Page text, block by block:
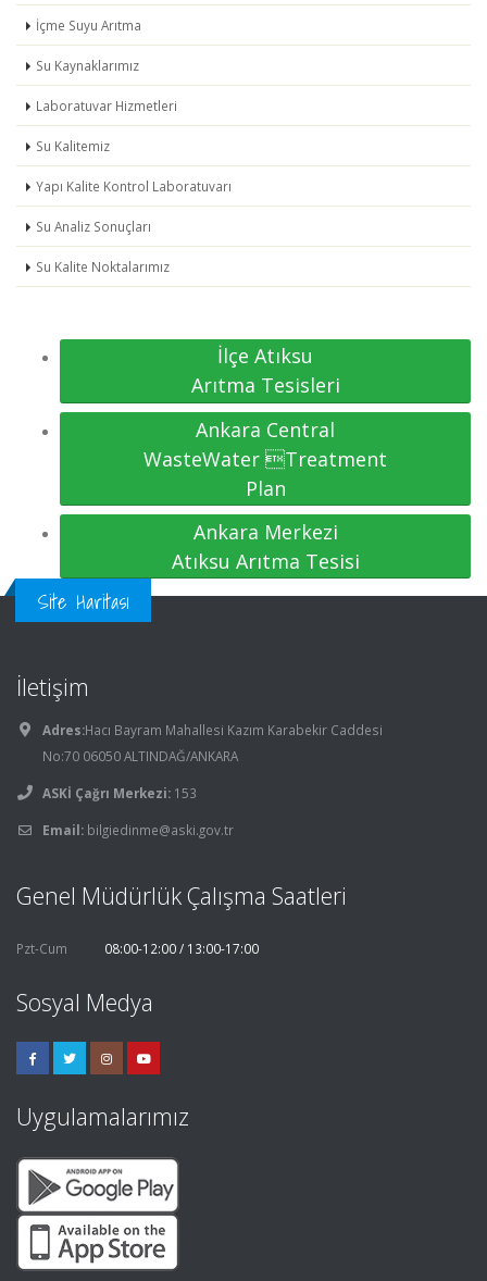
İçme Suyu Arıtma
Su Kaynaklarımız
Laboratuvar Hizmetleri
Su Kalitemiz
Yapı Kalite Kontrol Laboratuvarı
Su Analiz Sonuçları
Su Kalite Noktalarımız
İlçe Atıksu
Arıtma Tesisleri
Ankara Central
WasteWater Treatment
Plan
Ankara Merkezi
Atıksu Arıtma Tesisi
Site Haritası
İletişim
Adres:Hacı Bayram Mahallesi Kazım Karabekir Caddesi
No:70 06050 ALTINDAĞ/ANKARA
ASKİ Çağrı Merkezi: 153
Email: bilgiedinme@aski.gov.tr
Genel Müdürlük Çalışma Saatleri
Pzt-Cum 08:00-12:00 / 13:00-17:00
Sosyal Medya
Uygulamalarımız